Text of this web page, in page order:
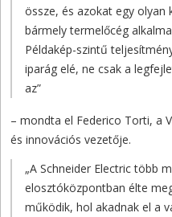
össze, és azokat egy
bármely termelőcég
Példakép-szintű
iparág elé, ne csak a
az”
– mondta el Federico Torti, a
és innovációs vezetője.
„A Schneider Electric több
elosztóközpontban élte
működik, hol akadnak el a